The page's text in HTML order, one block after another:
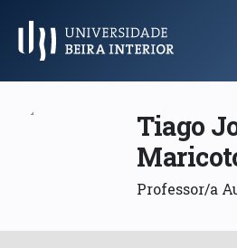
Menu Principal
Tiago
Professor/a